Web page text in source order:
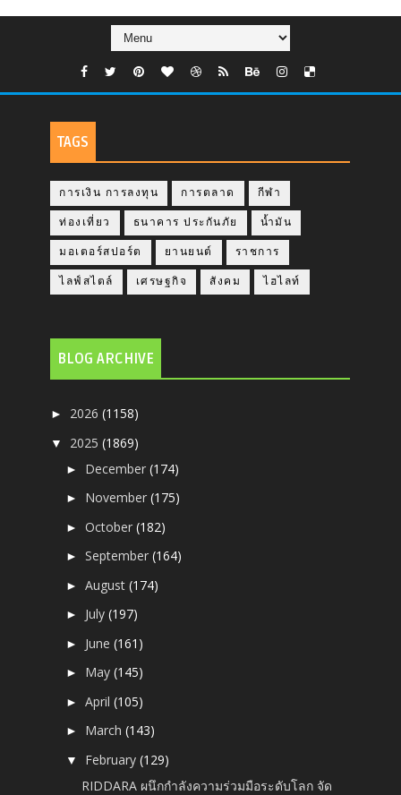
TAGS
การเงิน การลงทุน การตลาด กีฬา
ท่องเที่ยว ธนาคาร ประกันภัย น้ำมัน
มอเตอร์สปอร์ต ยานยนต์ ราชการ
ไลฟ์สไตล์ เศรษฐกิจ สังคม ไฮไลท์
BLOG ARCHIVE
► 2026(1158)
▼ 2025(1869)
► December(174)
► November(175)
►October(182)
►September(164)
►August(174)
► July(197)
► June(161)
► May(145)
►April(105)
► March(143)
▼ February(129)
RIDDARA ผนึกกำลังความร่วมมือระดับโลก จัด